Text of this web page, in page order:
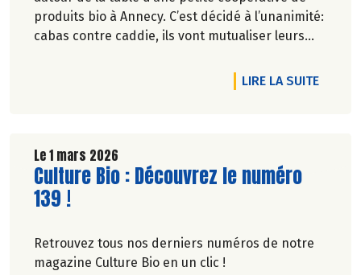
produits bio à Annecy. C’est décidé à l’unanimité:
cabas contre caddie, ils vont mutualiser leurs
LIRE LA SUITEDE
Le 1 mars 2026
Lire la suite de l'article
Culture Bio : Découvrez le numéro
139 !
Retrouvez tous nos derniers numéros de notre
magazine Culture Bio en un clic !